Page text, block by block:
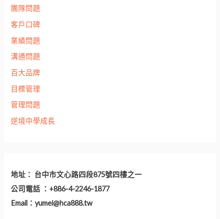
團隊問題
客戶口碑
業績問題
溝通問題
百大品牌
目標管理
管理問題
逆境中學成長
地址： 台中市文心路四段875號四樓之一
公司電話 ：+886-4-2246-1877
Email：yumei@hca888.tw